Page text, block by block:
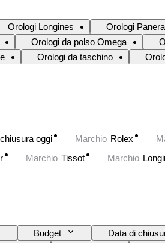
Orologi Longines Orologi
Orologi da polso Omega
Orologi da taschino
oggi Marchio Rolex
Marchio Tissot Marchio
Budget Data di